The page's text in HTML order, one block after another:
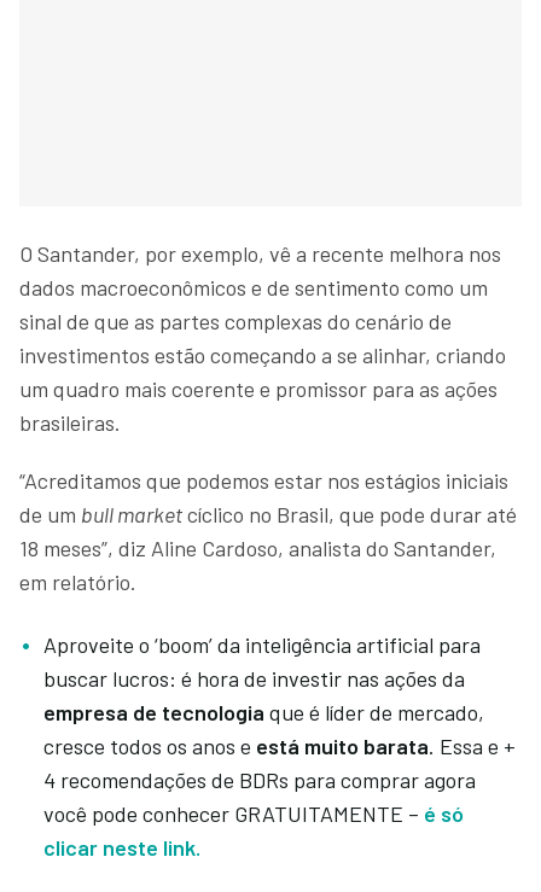
O Santander, por exemplo, vê a recente melhora nos
dados macroeconômicos e de sentimento como um
sinal de que as partes complexas do cenário de
investimentos estão começando a se alinhar, criando
um quadro mais coerente e promissor para as ações
brasileiras.
“Acreditamos que podemos estar nos estágios iniciais
de um bull marketcíclico no Brasil, que pode durar até
18 meses”, diz Aline Cardoso, analista do Santander,
em relatório.
Aproveite o ‘boom’ da inteligência artificial para
buscar lucros: é hora de investir nas ações da
empresa de tecnologia que é líder de mercado,
cresce todos os anos e está muito barata. Essa e +
4 recomendações de BDRs para comprar agora
você pode conhecer GRATUITAMENTE – é só
clicar neste link.